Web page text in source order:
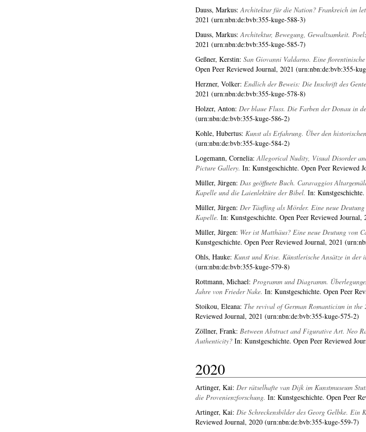
Dauss, Markus:Architektur für die Nation? Frankreich im
2021 (urn:nbn:de:bvb:355-kuge-588-3)
Dauss, Markus:Architektur, Bewegung, Gewaltsamkeit.
2021 (urn:nbn:de:bvb:355-kuge-585-7)
Geßner, Kerstin: San Giovanni Valdarno. Eine
Open Peer Reviewed Journal, 2021 (urn:nbn:de:bvb:355-
Herzner, Volker: Endlich der Beweis: Die Inschrift des
2021 (urn:nbn:de:bvb:355-kuge-578-8)
Holzer, Anton: Der blaue Fluss. Die Farben der Donau in
(urn:nbn:de:bvb:355-kuge-586-2)
Kohle, Hubertus: Kunst als Erfahrung. Über den
(urn:nbn:de:bvb:355-kuge-584-2)
Logemann, Cornelia:Allegorical Nudity, Visual Disorder
Picture Gallery. In: Kunstgeschichte. Open Peer Reviewed
Müller, Jürgen: Das geöffnete Buch. Caravaggios
Kapelle und die Laienlektüre der Bibel. In:
Müller, Jürgen: Der Täufling als Mörder. Eine neue
Kapelle. In: Kunstgeschichte. Open Peer Reviewed
Müller, Jürgen: Wer ist Matthäus? Eine neue Deutung von
Kunstgeschichte. Open Peer Reviewed Journal, 2021
Ohls, Hauke: Kunst und Krise. Künstlerische Ansätze in der
(urn:nbn:de:bvb:355-kuge-579-8)
Rottmann, Michael: Programm und Diagramm.
Jahre von Frieder Nake. In: Kunstgeschichte. Open Peer
Stoikou, Eleana: The revival of German Romanticism in
Reviewed Journal, 2021 (urn:nbn:de:bvb:355-kuge-575-2)
Zöllner, Frank: Between Abstract and Figurative Art. Neo
Authenticity?In: Kunstgeschichte. Open Peer Reviewed
2020
Artinger, Kai: Der rätselhafte van Dijk im Kunstmuseum
die Provenienzforschung. In: Kunstgeschichte. Open Peer
Artinger, Kai: Die Schreckensbilder des Georg Gelbke. Ein
Reviewed Journal, 2020 (urn:nbn:de:bvb:355-kuge-559-7)